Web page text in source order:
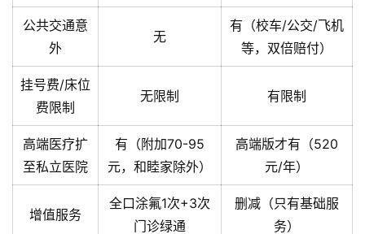
公共交通意
外
无
有（校车/公交/飞机
等，双倍赔付）
挂号费/床位
费限制
无限制 有限制
高端医疗扩
至私立医院
有（附加70-95
元，和睦家除外）
高端版才有（520
元/年）
增值服务
全口涂氟1次+3次
门诊绿通
删减（只有基础服
务）